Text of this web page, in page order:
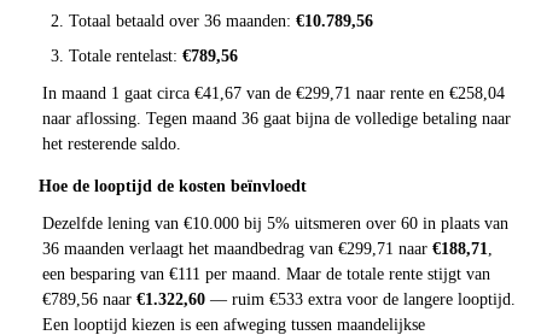
Totaal betaald over 36 maanden: €10.789,56
Totale rentelast: €789,56
In maand 1 gaat circa €41,67 van de €299,71 naar rente en €258,04
naar aflossing. Tegen maand 36 gaat bijna de volledige betaling naar
het resterende saldo.
Hoe de looptijd de kosten beïnvloedt
Dezelfde lening van €10.000 bij 5% uitsmeren over 60 in plaats van
36 maanden verlaagt het maandbedrag van €299,71 naar €188,71
een besparing van €111 per maand. Maar de totale rente stijgt van
€789,56 naar €1.322,60 — ruim €533 extra voor de langere looptijd.
Een looptijd kiezen is een afweging tussen maandelijkse